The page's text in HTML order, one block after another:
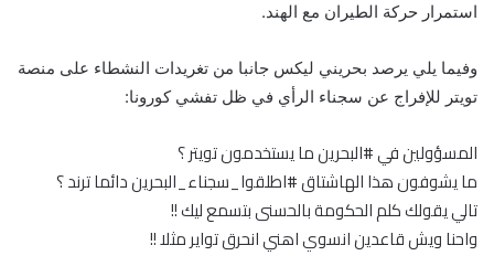
استمرار حركة الطيران مع الهند.
وفيما يلي يرصد بحريني ليكس جانبا من تغريدات النشطاء على منصة
تويتر للإفراج عن سجناء الرأي في ظل تفشي كورونا:
المسؤولين في#البحرينما يستخدمون تويتر ؟
ما يشوفون هذا الهاشتاق#اطلقوا_سجناء_البحريندائما ترند ؟
تالي يقولك كلم الحكومة بالحسنى بتسمع ليك !!
واحنا ويش قاعدين انسوي اهني انحرق تواير مثلا !!